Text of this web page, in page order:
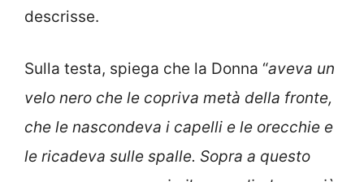
descrisse.
Sulla testa, spiega che la Donna “aveva un
velo nero che le copriva metà della fronte,
che le nascondeva i capelli e le orecchie e
le ricadeva sulle spalle. Sopra a questo